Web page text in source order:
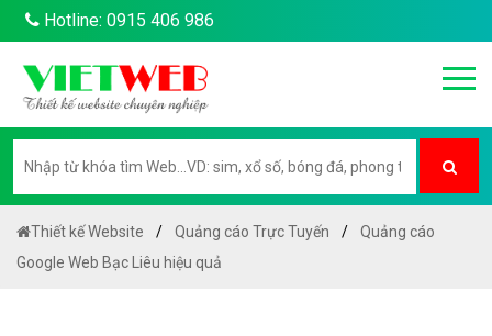
Hotline: 0915 406 986
Thiết kế Website Quảng cáo Trực Tuyến
Quảng cáo
Google Web Bạc Liêu hiệu quả